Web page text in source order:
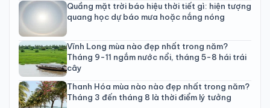
Quầng mặt trời báo hiệu thời tiết gì: hiện tượng
quang học dự báo mưa hoặc nắng nóng
Vĩnh Long mùa nào đẹp nhất trong năm?
Tháng 9-11 ngắm nước nổi, tháng 5-8 hái trái
cây
Thanh Hóa mùa nào nào đẹp nhất trong năm?
Tháng 3 đến tháng 8 là thời điểm lý tưởng